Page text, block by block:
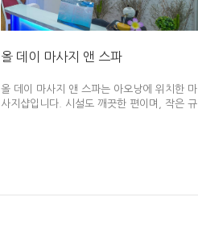
올 데이 마사지 앤 스파
올 데이 마사지 앤 스파는 아오낭에 위치한 마
사지샵입니다. 시설도 깨끗한 편이며, 작은 규